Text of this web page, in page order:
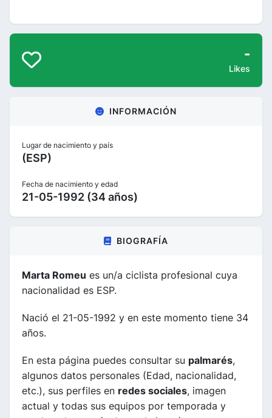
-
Likes
INFORMACIÓN
Lugar de nacimiento y país
(ESP)
Fecha de nacimiento y edad
21-05-1992 (34 años)
BIOGRAFÍA
Marta Romeu es un/a ciclista profesional cuya
nacionalidad es ESP.
Nació el 21-05-1992 y en este momento tiene 34
años.
En esta página puedes consultar su palmarés,
algunos datos personales (Edad, nacionalidad,
etc.), sus perfiles en redes sociales, imagen
actual y todas sus equipos por temporada y